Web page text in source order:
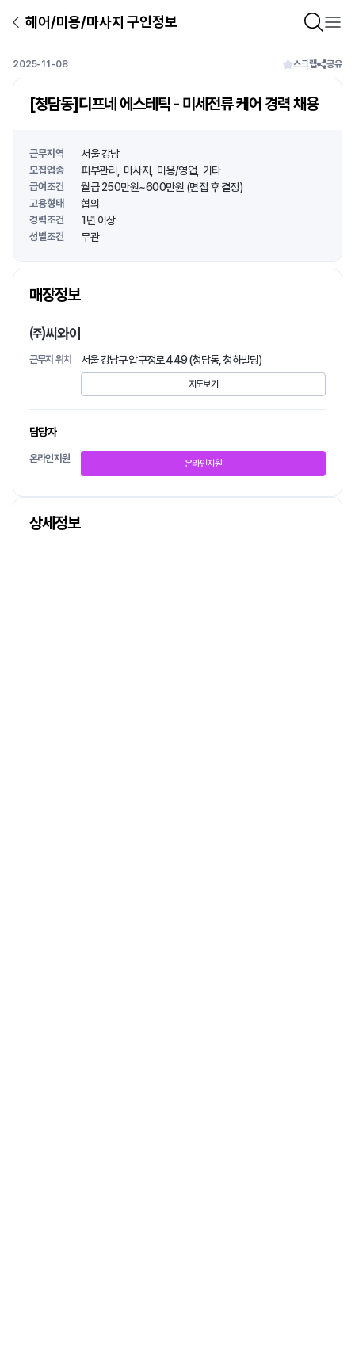
헤어/미용/마사지 구인정보
2025-11-08 스크랩 공유
[청담동]디프네 에스테틱 - 미세전류 케어 경력 채용
근무지역 서울 강남
모집업종 피부관리 마사지 미용/영업 기타
급여조건 월급 250만원~600만원 (면접 후 결정)
고용형태 협의
경력조건 1년 이상
성별조건 무관
매장정보
㈜씨와이
근무지 위치 서울 강남구 압구정로 449 (청담동, 청하빌딩)
지도보기
담당자
온라인지원 온라인지원
상세정보